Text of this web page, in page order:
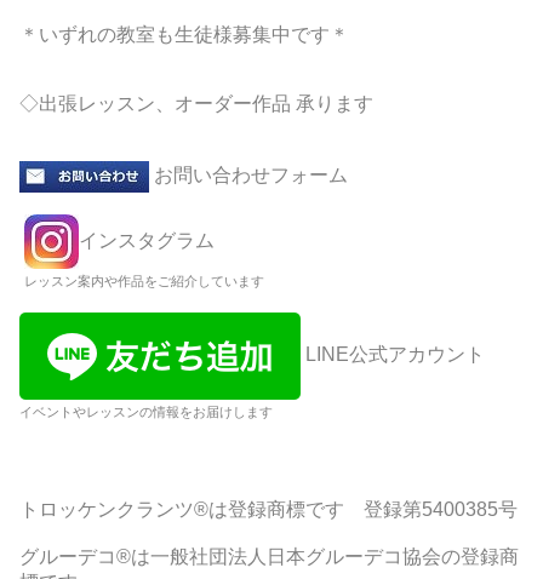
＊いずれの教室も生徒様募集中です＊
◇出張レッスン、オーダー作品 承ります
お問い合わせフォーム
インスタグラム
レッスン案内や作品をご紹介しています
LINE公式アカウント
イベントやレッスンの情報をお届けします
トロッケンクランツ®は登録商標です 登録第5400385号
グルーデコ®は一般社団法人日本グルーデコ協会の登録商